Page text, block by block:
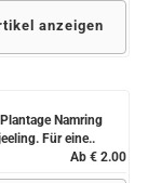
anzeigen
Namring
Für eine..
Ab € 2.00